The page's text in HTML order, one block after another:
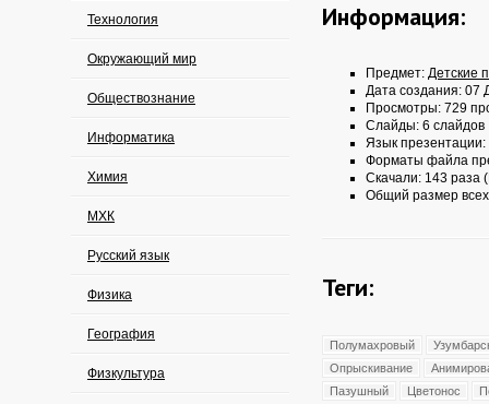
Технология
Окружающий мир
Обществознание
Информатика
Химия
МХК
Русский язык
Физика
География
Физкультура
Информация:
Предмет: Детские
Дата создания: 07
Просмотры: 729
Слайды: 6 слайдов
Язык презентации:
Форматы файла
Скачали: 143 раза
Общий размер
Теги:
Полумахровый
Опрыскивание
Пазушный
Цветонос